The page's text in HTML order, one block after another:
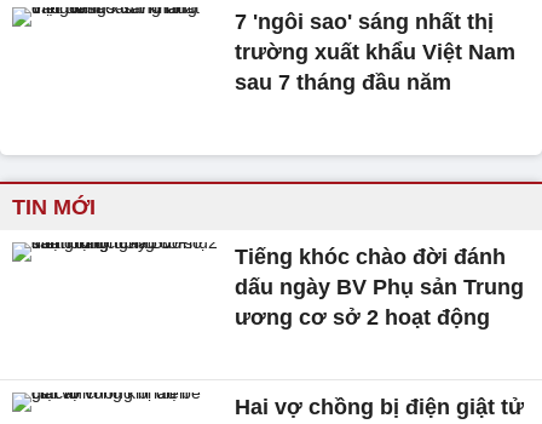
7 'ngôi sao' sáng nhất thị
trường xuất khẩu Việt Nam
sau 7 tháng đầu năm
TIN MỚI
Tiếng khóc chào đời đánh
dấu ngày BV Phụ sản Trung
ương cơ sở 2 hoạt động
Hai vợ chồng bị điện giật tử